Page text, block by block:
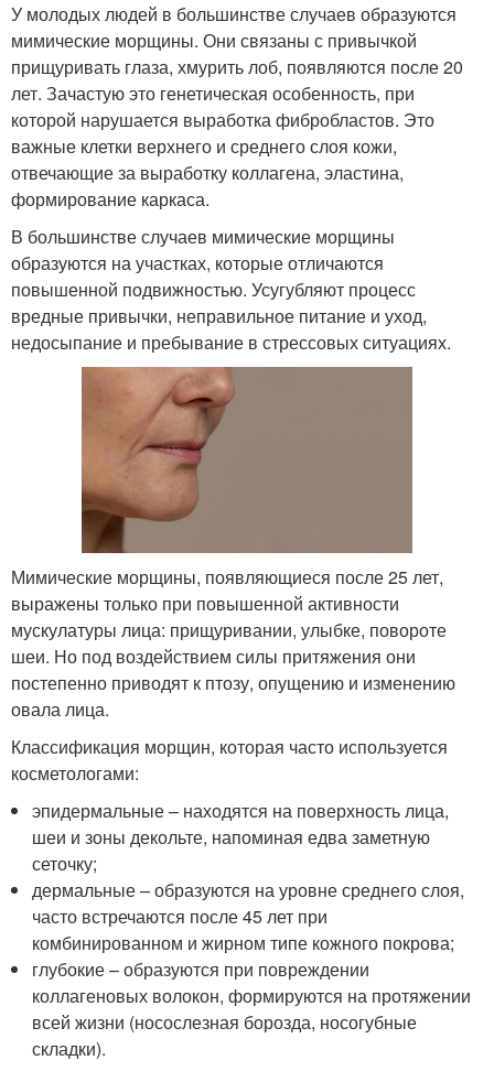
У молодых людей в большинстве случаев образуются
мимические морщины. Они связаны с привычкой
прищуривать глаза, хмурить лоб, появляются после 20
лет. Зачастую это генетическая особенность, при
которой нарушается выработка фибробластов. Это
важные клетки верхнего и среднего слоя кожи,
отвечающие за выработку коллагена, эластина,
формирование каркаса.
В большинстве случаев мимические морщины
образуются на участках, которые отличаются
повышенной подвижностью. Усугубляют процесс
вредные привычки, неправильное питание и уход,
недосыпание и пребывание в стрессовых ситуациях.
Мимические морщины, появляющиеся после 25 лет,
выражены только при повышенной активности
мускулатуры лица: прищуривании, улыбке, повороте
шеи. Но под воздействием силы притяжения они
постепенно приводят к птозу, опущению и изменению
овала лица.
Классификация морщин, которая часто используется
косметологами:
эпидермальные – находятся на поверхность лица,
шеи и зоны декольте, напоминая едва заметную
сеточку;
дермальные – образуются на уровне среднего слоя,
часто встречаются после 45 лет при
комбинированном и жирном типе кожного покрова;
глубокие – образуются при повреждении
коллагеновых волокон, формируются на протяжении
всей жизни (носослезная борозда, носогубные
складки).